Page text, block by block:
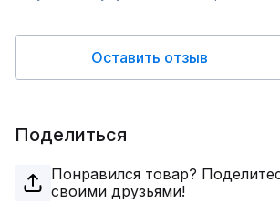
Оставить отзыв
Поделиться
Понравился товар?
своими друзьями!